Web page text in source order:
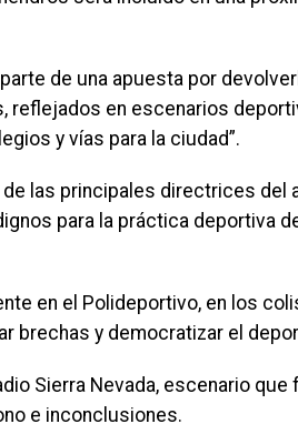
de una apuesta por
en escenarios
y vías para la ciudad”.
las principales directrices del
para la práctica deportiva
en el Polideportivo, en los
brechas y democratizar el
Sierra Nevada, escenario que
e inconclusiones.